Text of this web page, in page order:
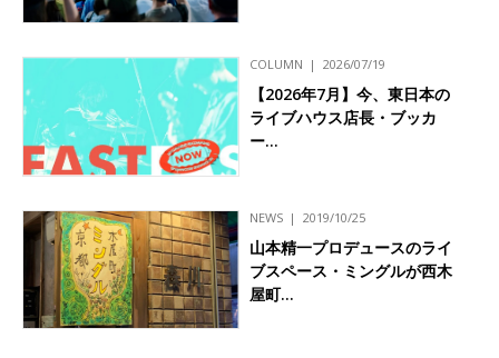
COLUMN 2026/07/19
【2026年7月】今、東日本の
ライブハウス店長・ブッカ
ー…
NEWS 2019/10/25
山本精一プロデュースのライ
ブスペース・ミングルが西木
屋町…